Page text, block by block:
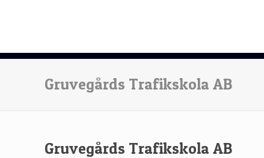
Gruvegårds Trafikskola AB
Gruvegårds Trafikskola AB